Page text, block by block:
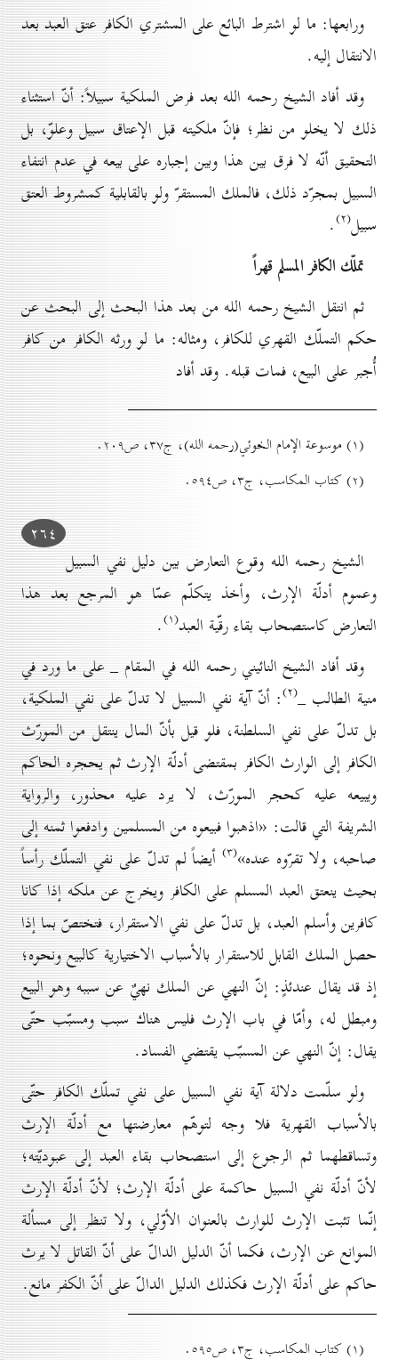
ورابعها: ما لو اشترط البائع على المشتري الكافر عتق العبد بعد
الانتقال إليه.
وقد أفاد الشيخ رحمه الله بعد فرض الملكية سبيلاً: أنّ استثناء
ذلك لا يخلو من نظر؛ فإنّ ملكيته قبل الإعتاق سبيل وعلوّ، بل
التحقيق أنّه لا فرق بين هذا وبين إجباره على بيعه في عدم انتفاء
السبيل بمجرّد ذلك، فالملك المستقرّ ولو بالقابلية كمشروط العتق
سبيل(۲) .
تملّك الکافر المسلم قهراً
ثم انتقل الشيخ رحمه الله من بعد هذا البحث إلى البحث عن
حكم التملّك القهري للكافر، ومثاله: ما لو ورثه الكافر من كافر
أُجبر على البيع، فمات قبله. وقد أفاد
(۱) موسوعة الإمام الخوئي(رحمه الله)، ج۳۷، ص۲٠۹.
(۲) کتاب المكاسب، ج۳، ص٥۹٤.
۲٦٤
الشيخ رحمه الله وقوع التعارض بين دليل نفي السبيل
وعموم أدلّة الإرث، وأخذ يتكلّم عمّا هو المرجع بعد هذا
التعارض كاستصحاب بقاء رقّية العبد(۱) .
وقد أفاد الشيخ النائيني رحمه الله في المقام _ على ما ورد في
منية الطالب _(۲) : أنّ آية نفي السبيل لا تدلّ على نفي الملكية،
بل تدلّ على نفي السلطنة، فلو قيل بأنّ المال ينتقل من المورّث
الكافر إلى الوارث الكافر بمقتضى أدلّة الإرث ثم يحجره الحاكم
ويبيعه عليه كحجر المورّث، لا يرد عليه محذور، والرواية
الشريفة التي قالت: «اذهبوا فبيعوه من المسلمين وادفعوا ثمنه إلى
صاحبه، ولا تقرّوه عنده»(۳) أيضاً لم تدلّ على نفي التملّك رأساً
بحيث ينعتق العبد المسلم على الكافر ويخرج عن ملكه إذا كانا
كافرين وأسلم العبد، بل تدلّ على نفي الاستقرار، فتختصّ بما إذا
حصل الملك القابل للاستقرار بالأسباب الاختيارية كالبيع ونحوه؛
إذ قد يقال عندئذٍ: إنّ النهي عن الملك نهيٌ عن سببه وهو البيع
ومبطل له، وأمّا في باب الإرث فليس هناك سبب ومسبّب حتّى
يقال: إنّ النهي عن المسبّب يقتضي الفساد.
ولو سلّمت دلالة آية نفي السبيل على نفي تملّك الكافر حتّى
بالأسباب القهرية فلا وجه لتوهّم معارضتها مع أدلّة الإرث
وتساقطهما ثم الرجوع إلى استصحاب بقاء العبد إلى عبوديّته؛
لأنّ أدلّة نفي السبيل حاكمة على أدلّة الإرث؛ لأنّ أدلّة الإرث
إنّما تثبت الإرث للوارث بالعنوان الأوّلي، ولا تنظر إلى مسألة
الموانع عن الإرث، فكما أنّ الدليل الدالّ على أنّ القاتل لا يرث
حاكم على أدلّة الإرث فكذلك الدليل الدالّ على أنّ الكفر مانع.
(۱) کتاب المکاسب، ج۳، ص٥۹٥.